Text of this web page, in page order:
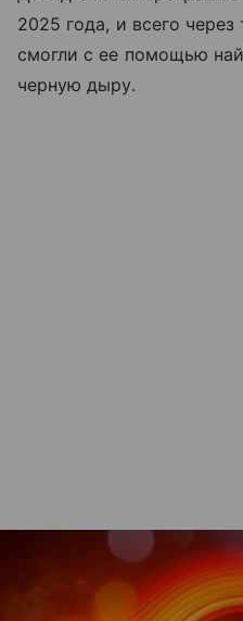
2025 года, и всего
смогли с ее помощью
черную дыру.